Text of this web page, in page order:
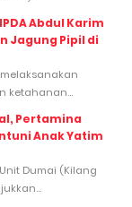
Abdul Karim
Jagung Pipil di
melaksanakan
ketahanan...
Pertamina
Anak Yatim
Dumai (Kilang